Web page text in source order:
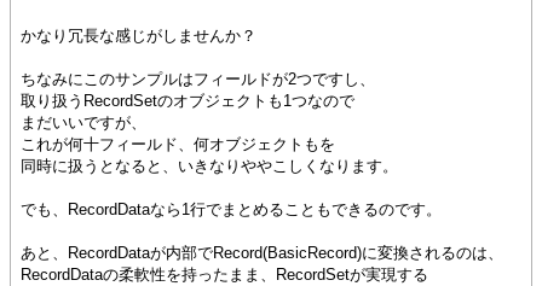
set r = {rs.new-record}
set r["id"] = "02"
set r["name"] = "foo"
{rs.append r}
{rs.commit}
{for r in rs do {dump {type-of r}}
かなり冗長な感じがしませんか？
ちなみにこのサンプルはフィールドが2つですし、
取り扱うRecordSetのオブジェクトも1つなので
まだいいですが、
これが何十フィールド、何オブジェクトもを
同時に扱うとなると、いきなりややこしくなります。
でも、RecordDataなら1行でまとめることもできるのです。
あと、RecordDataが内部でRecord(BasicRecord)に変換されるのは、
RecordDataの柔軟性を持ったまま、RecordSetが実現する